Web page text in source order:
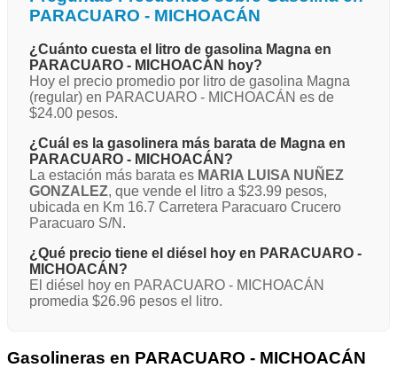
PARACUARO - MICHOACÁN
¿Cuánto cuesta el litro de gasolina Magna en
PARACUARO - MICHOACÁN hoy?
Hoy el precio promedio por litro de gasolina Magna
(regular) en PARACUARO - MICHOACÁN es de
$24.00 pesos.
¿Cuál es la gasolinera más barata de Magna en
PARACUARO - MICHOACÁN?
La estación más barata es MARIA LUISA NUÑEZ
GONZALEZ, que vende el litro a $23.99 pesos,
ubicada en Km 16.7 Carretera Paracuaro Crucero
Paracuaro S/N.
¿Qué precio tiene el diésel hoy en PARACUARO -
MICHOACÁN?
El diésel hoy en PARACUARO - MICHOACÁN
promedia $26.96 pesos el litro.
Gasolineras en PARACUARO - MICHOACÁN